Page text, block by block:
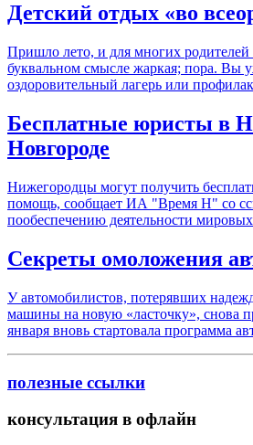
Детский отдых «во
Пришло лето, и для многих родителей
буквальном смысле жаркая; пора. Вы
оздоровительный лагерь или
Бесплатные юристы в
Новгороде
Нижегородцы могут получить
помощь, сообщает ИА "Время Н" со
пообеспечению деятельности
Секреты омоложения
У автомобилистов, потерявших
машины на новую «ласточку», снова
января вновь стартовала программа
полезные ссылки
консультация в офлайн